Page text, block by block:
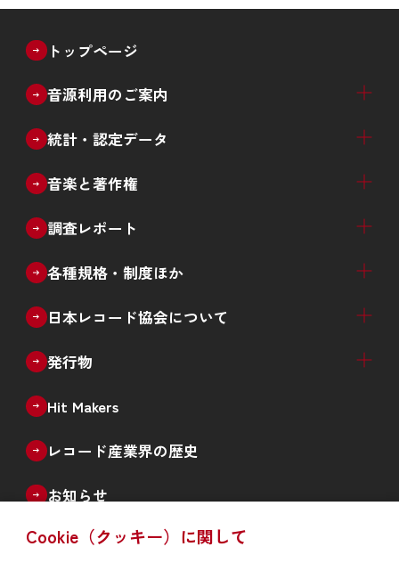
トップページ
音源利用のご案内
ブライダル
教育・文化催事
放送番組のインターネット配信
放送番組以外のライブ配信等
音源利用許諾窓口一覧
統計・認定データ
音楽ソフト売上推計（四半期）
音楽配信売上推計（四半期）
音楽ソフト・音楽配信売上推計（四半期）
生産実績（月次）
レコード産業 年次推移
新譜数（ジャンル別、種類別）
カタログ数（ジャンル別）
デビューアーティスト数推移
過去の統計データ
ゴールドディスク認定
ダウンロード認定
ストリーミング認定
日本ゴールドディスク大賞
音楽と著作権
著作権制度の概要
エルマーク
著作権啓発ツール
中高生向け学習プログラムのご案内
調査レポート
音楽メディアユーザー実態調査
違法音楽アプリ利用実態調査
その他の各種調査
各種規格・制度ほか
CDレンタル
再販制度
CDサンプル盤
音楽レコードの還流防止措置
RIS規格
ISRC
日本レコード協会について
日本レコード協会概要
事業案内
役員名簿
会員社（正会員、準会員、賛助会員）
情報公開
入会案内
採用情報
北京事務所と認証書の発行
発行物
機関誌「The Record」
統計誌「日本のレコード産業」
記念誌
Hit Makers
レコード産業界の歴史
お知らせ
よくあるご質問
Cookie（クッキー）に関して